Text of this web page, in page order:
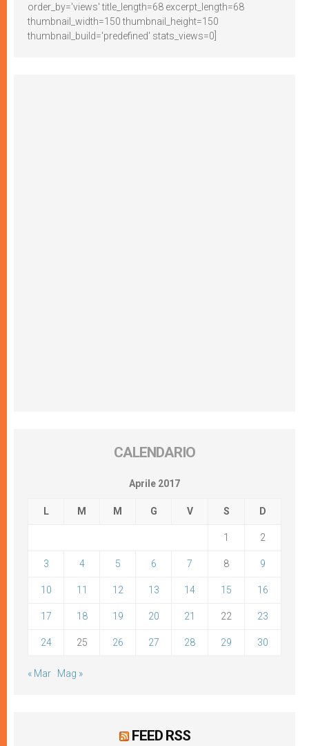
order_by='views' title_length=68 excerpt_length=68
thumbnail_width=150 thumbnail_height=150
thumbnail_build='predefined' stats_views=0]
CALENDARIO
Aprile 2017
L M M G V S D
1 2
3 4 5 6 7 8 9
10 11 12 13 14 15 16
17 18 19 20 21 22 23
24 25 26 27 28 29 30
« Mar Mag »
FEED RSS